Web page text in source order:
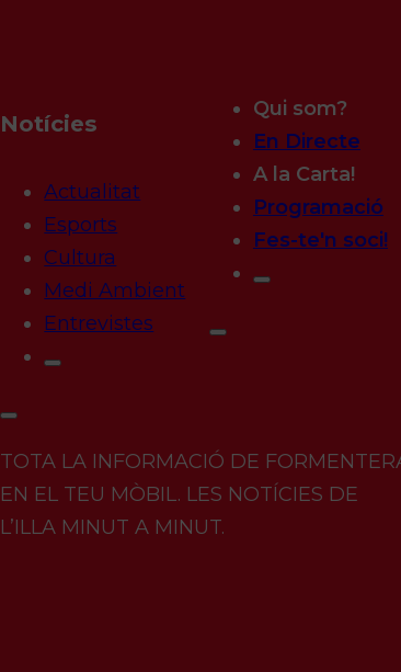
Notícies
Actualitat
Esports
Cultura
Medi Ambient
Entrevistes
Qui som?
En Directe
A la Carta!
Programació
Fes-te'n soci!
TOTA LA INFORMACIÓ DE
EN EL TEU MÒBIL. LES NOTÍCIES DE
L’ILLA MINUT A MINUT.